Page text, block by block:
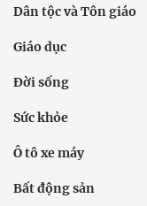
Dân tộc và Tôn giáo
Giáo dục
Đời sống
Sức khỏe
Ô tô xe máy
Bất động sản